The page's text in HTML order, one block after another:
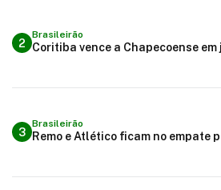
2
Brasileirão
Coritiba vence a
3
Brasileirão
Remo e Atlético ficam no empate